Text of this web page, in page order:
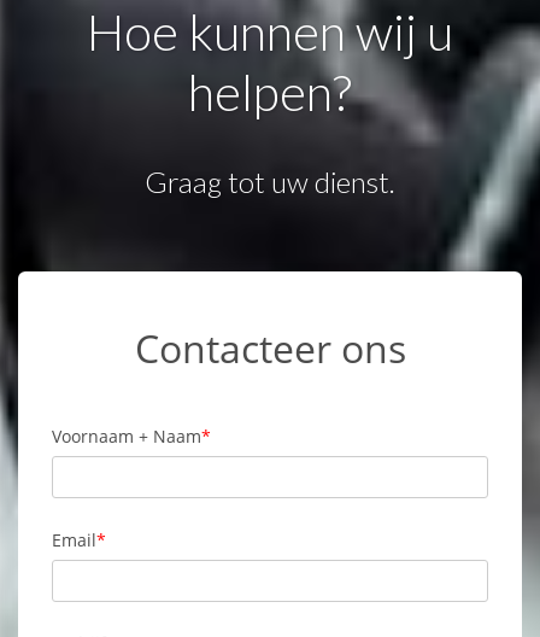
Hoe kunnen wij u
helpen?
Graag tot uw dienst.